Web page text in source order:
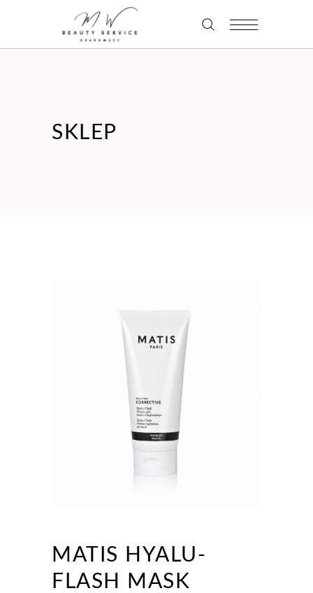
SKLEP
MATIS HYALU-
FLASH MASK